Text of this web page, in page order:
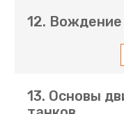
12. Вождение
13. Основы